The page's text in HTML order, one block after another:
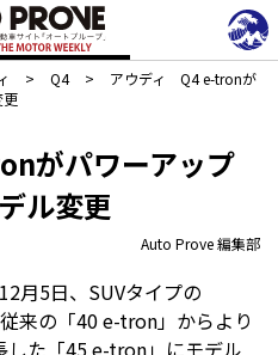
> Q4 >
アウディ Q4 e-tronが
更
がパワーアップ
ル変更
Auto Prove 編集部
月5日、SUVタイプの
来の「40 e-tron」からより
した「45 e-tron」にモデル